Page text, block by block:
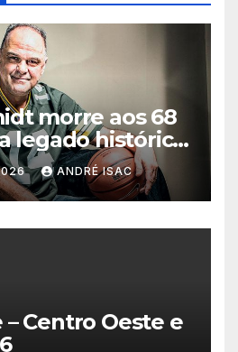
morre aos 68
legado histórico
mundial
ANDRÉ ISAC
– Centro Oeste e